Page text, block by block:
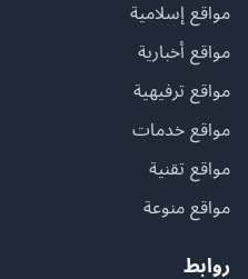
مواقع إسلامية
مواقع أخبارية
مواقع ترفيهية
مواقع خدمات
مواقع تقنية
مواقع منوعة
روابط